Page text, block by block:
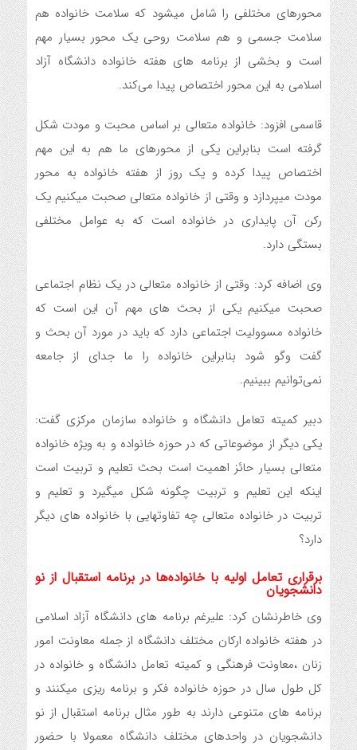
محورهای مختلفی را شامل میشود که سلامت خانواده هم
سلامت جسمی و هم سلامت روحی یک محور بسیار مهم
است و بخشی از برنامه های هفته خانواده دانشگاه آزاد
اسلامی به این محور اختصاص پیدا می‌کند.
قاسمی افزود: خانواده متعالی بر اساس محبت و مودت شکل
گرفته است بنابراین یکی از محورهای ما هم به این مهم
اختصاص پیدا کرده و یک روز از هفته خانواده به محور
مودت میپردازد و وقتی از خانواده متعالی صحبت میکنیم یک
رکن آن پایداری در خانواده است که به عوامل مختلفی
بستگی دارد.
وی اضافه کرد: وقتی از خانواده متعالی در یک نظام اجتماعی
صحبت میکنیم یکی از بحث های مهم آن این است که
خانواده مسوولیت اجتماعی دارد که باید در مورد آن بحث و
گفت وگو شود بنابراین خانواده را ما جدای از جامعه
نمی‌توانیم ببینیم.
دبیر کمیته تعامل دانشگاه و خانواده سازمان مرکزی گفت:
یکی دیگر از موضوعاتی که در حوزه خانواده و به ویژه خانواده
متعالی بسیار حائز اهمیت است بحث تعلیم و تربیت است
اینکه این تعلیم و تربیت چگونه شکل میگیرد و تعلیم و
تربیت در خانواده متعالی چه تفاوتهایی با خانواده های دیگر
دارد؟
برقراری تعامل اولیه با خانواده‌ها در برنامه استقبال از نو
دانشجویان
وی خاطرنشان کرد: علیرغم برنامه های دانشگاه آزاد اسلامی
در هفته خانواده ارکان مختلف دانشگاه از جمله معاونت امور
زنان ،معاونت فرهنگی و کمیته تعامل دانشگاه و خانواده در
کل طول سال در حوزه خانواده فکر و برنامه ریزی میکنند و
برنامه های متنوعی دارند به طور مثال برنامه استقبال از نو
دانشجویان در واحدهای مختلف دانشگاه معمولا با حضور